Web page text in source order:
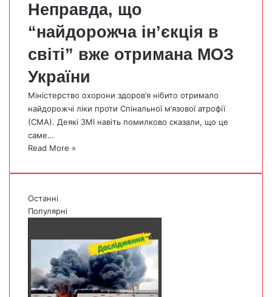
Неправда, що
“найдорожча ін’єкція в
світі” вже отримана МОЗ
України
Міністерство охорони здоров’я нібито отримало
найдорожчі ліки проти Спінальної м’язової атрофії
(СМА). Деякі ЗМІ навіть помилково сказали, що це
саме…
Read More »
Останні
Популярні